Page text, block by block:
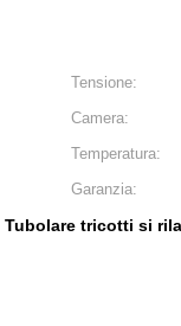
Tensione:
Camera:
Temperatura:
Garanzia:
Tubolare tricotti si